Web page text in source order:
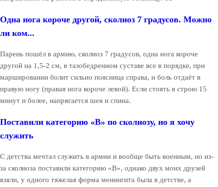
Одна нога короче другой, сколиоз 7 градусов. Можно
ли ком...
Парень пошёл в армию, сколиоз 7 градусов, одна нога короче
другой на 1,5-2 см, в тазобедренном суставе все в порядке, при
маршировании болит сильно поясница справа, и боль отдаёт в
правую ногу (правая нога короче левой). Если стоять в строю 15
минут и более, напрягается шея и спина.
Поставили категорию «В» по сколиозу, но я хочу
служить
С детства мечтал служить в армии и вообще быть военным, но из-
за сколиоза поставили категорию «В», однако двух моих друзей
взяли, у одного тяжелая форма менингита была в детстве, а